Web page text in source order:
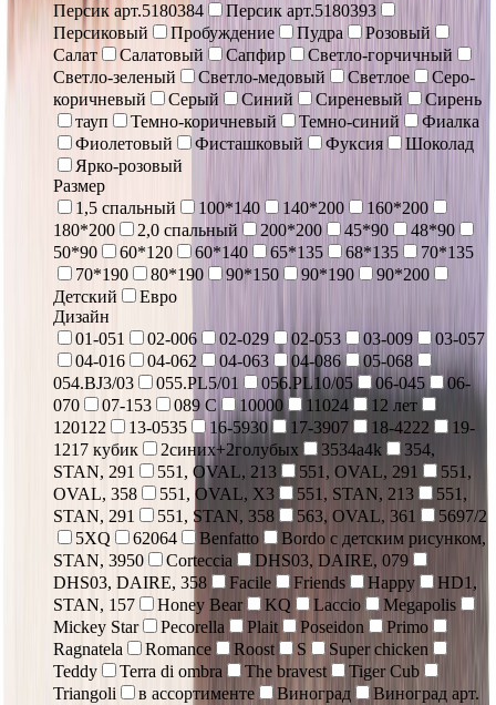
Персик арт.5180384
Персик арт.5180393
Персиковый
Пробуждение Пудра
Розовый
Салат
Салатовый Сапфир
Светло-горчичный
Светло-зеленый
Светло-медовый Светлое
Серо-
коричневый
Серый Синий Сиреневый
Сирень
тауп
Темно-коричневый Темно-синий
Фиалка
Фиолетовый
Фисташковый Фуксия
Шоколад
Ярко-розовый
Размер
1,5 спальный
100*140 140*200
160*200
180*200
2,0 спальный 200*200 45*90
48*90
50*90
60*120 60*140 65*135 68*135
70*135
70*190
80*190 90*150 90*190
90*200
Детский
Евро
Дизайн
01-051
02-006 02-029 02-053 03-009
03-057
04-016
04-062 04-063 04-086
05-068
054.BJ3/03
055.PL5/01 056.PL10/05 06-045
06-
070
07-153 089 С 10000 11024
12 лет
120122
13-0535 16-5930 17-3907 18-4222
19-
1217 кубик
2синих+2голубых 3534a4k
354,
STAN, 291
551, OVAL, 213 551, OVAL, 291
551,
OVAL, 358
551, OVAL, X3 551, STAN, 213
551,
STAN, 291
551, STAN, 358 563, OVAL, 361
5697/2
5XQ
62064 Benfatto
Bordo с детским рисунком,
STAN, 3950
Corteccia
DHS03, DAIRE, 079
DHS03, DAIRE, 358
Facile Friends Happy
HD1,
STAN, 157
Honey Bear KQ Laccio
Megapolis
Mickey Star
Pecorella Plait Poseidon
Primo
Ragnatela
Romance Roost S
Super chicken
Teddy
Terra di ombra The bravest
Tiger Cub
Triangoli
в ассортименте Виноград
Виноград арт.